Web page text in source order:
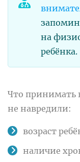
на
ребёнка.
Что принимать
не навредили:
возраст
наличие